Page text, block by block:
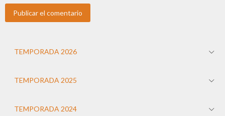
TEMPORADA 2026
TEMPORADA 2025
TEMPORADA 2024